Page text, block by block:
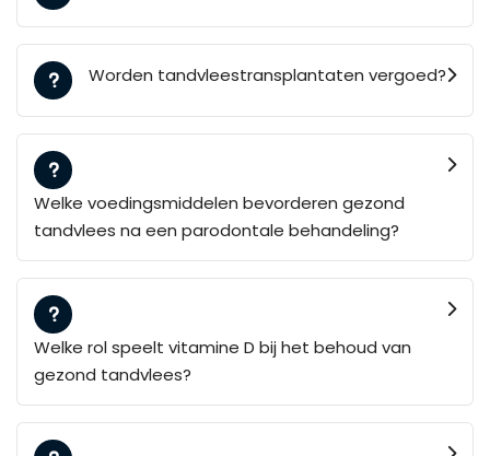
Worden tandvleestransplantaten vergoed?
Welke voedingsmiddelen bevorderen gezond
tandvlees na een parodontale behandeling?
Welke rol speelt vitamine D bij het behoud van
gezond tandvlees?